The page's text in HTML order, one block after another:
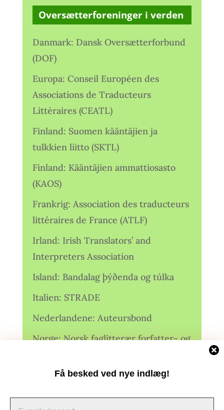
Få besked ved nye indlæg!
Oversætterforeninger i verden
Danmark: Dansk Oversætterforbund
(DOF)
Europa: Conseil Européen des
Associations de Traducteurs
Littéraires (CEATL)
Finland: Suomen kääntäjien ja
tulkkien liitto (SKTL)
Finland: Kääntäjien ammattiosasto
(KAOS)
Frankrig: Association des traducteurs
littéraires de France (ATLF)
Irland: Irish Translators’ and
Interpreters Association
Island: Bandalag þýðenda og túlka
Italien: STRADE
Nederlandene: Auteursbond
Norge: Norsk faglitterær forfatter- og
Norge: Norsk Oversetterforening
Polen: Stowarzyszenie Tłumaczy